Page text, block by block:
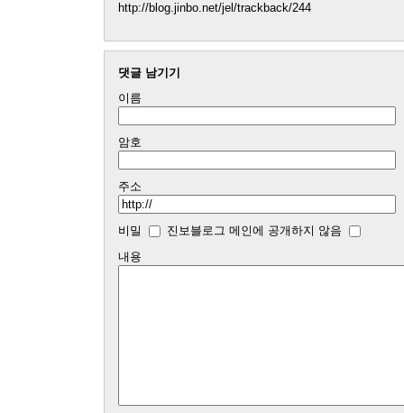
http://blog.jinbo.net/jel/trackback/244
댓글 남기기
이름
암호
주소
비밀
진보블로그 메인에 공개하지 않음
내용